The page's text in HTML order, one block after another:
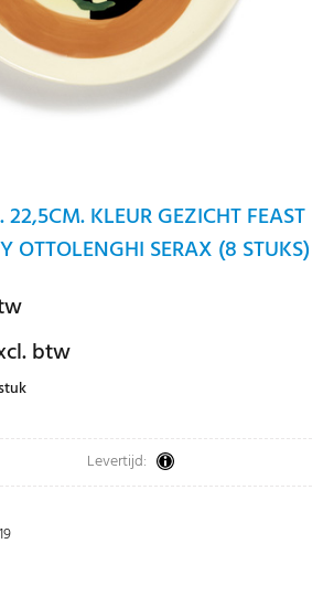
KLEUR GEZICHT FEAST
OTTOLENGHI SERAX (8 STUKS)
btw
Levertijd: